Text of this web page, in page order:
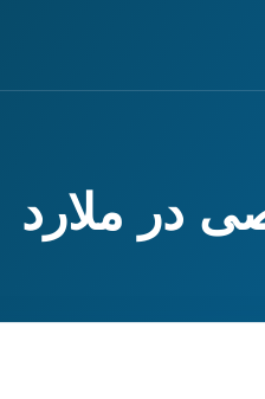
در ملارد